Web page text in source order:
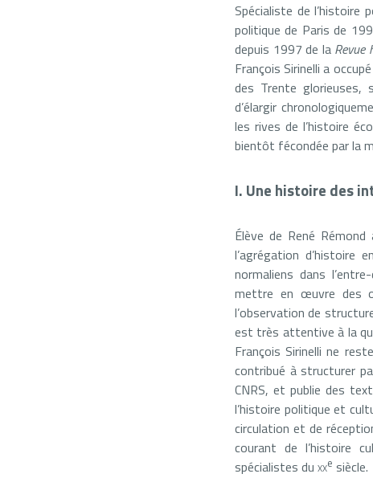
Spécialiste de l’histoire
politique de Paris de
depuis 1997 de la Revue
François Sirinelli a
des Trente glorieuses,
d’élargir
les rives de l’histoire
bientôt fécondée par la
I. Une histoire des
Élève de René
l’agrégation d’histoire
normaliens dans
mettre en œuvre des
l’observation de
est très attentive à la
François Sirinelli ne
contribué à structurer
CNRS, et publie des
l’histoire politique et
circulation et de
courant de l’histoire
spécialistes du xxe siècle.